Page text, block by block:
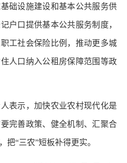
础设施建设和基本公共服务供
户口提供基本公共服务制度，
工社会保险比例，推动更多城
人口纳入公租房保障范围等政
示，加快农业农村现代化是
完善政策、健全机制、汇聚合
把“三农”短板补得更实。